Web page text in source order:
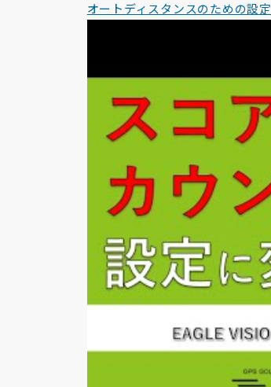
オートディスタンスのための設定